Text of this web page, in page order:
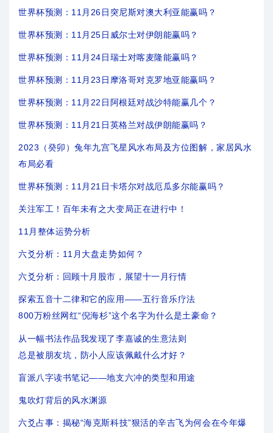
世界杯预测：11月26日突尼斯对澳大利亚能赢吗？
世界杯预测：11月25日威尔士对伊朗能赢吗？
世界杯预测：11月24日瑞士对喀麦隆能赢吗？
世界杯预测：11月23日摩洛哥对克罗地亚能赢吗？
世界杯预测：11月22日阿根廷对战沙特能赢几个？
世界杯预测：11月21日英格兰对战伊朗能赢吗？
2023（癸卯）兔年九宫飞星风水布局及方位图解，家居风水
布局必看
世界杯预测：11月21日卡塔尔对战厄瓜多尔能赢吗？
关注军工！百年未有之大变局正在进行中！
11月整体运势分析
六爻分析：11月大盘走势如何？
六爻分析：回顾十月股市，展望十一月行情
探索五音十二律和它的应用——五行音乐疗法
800万粉丝网红“倪海杉”这个名字为什么是土豪命？
从一幅书法作品我发现了李嘉诚的生意法则
总是被朋友坑，防小人应该佩戴什么才好？
盲派八字读书笔记——地支六冲的类型和用途
鬼吹灯背后的风水渊源
六爻占事：揭秘“海克斯科技”狠活的辛吉飞为何会在今年爆